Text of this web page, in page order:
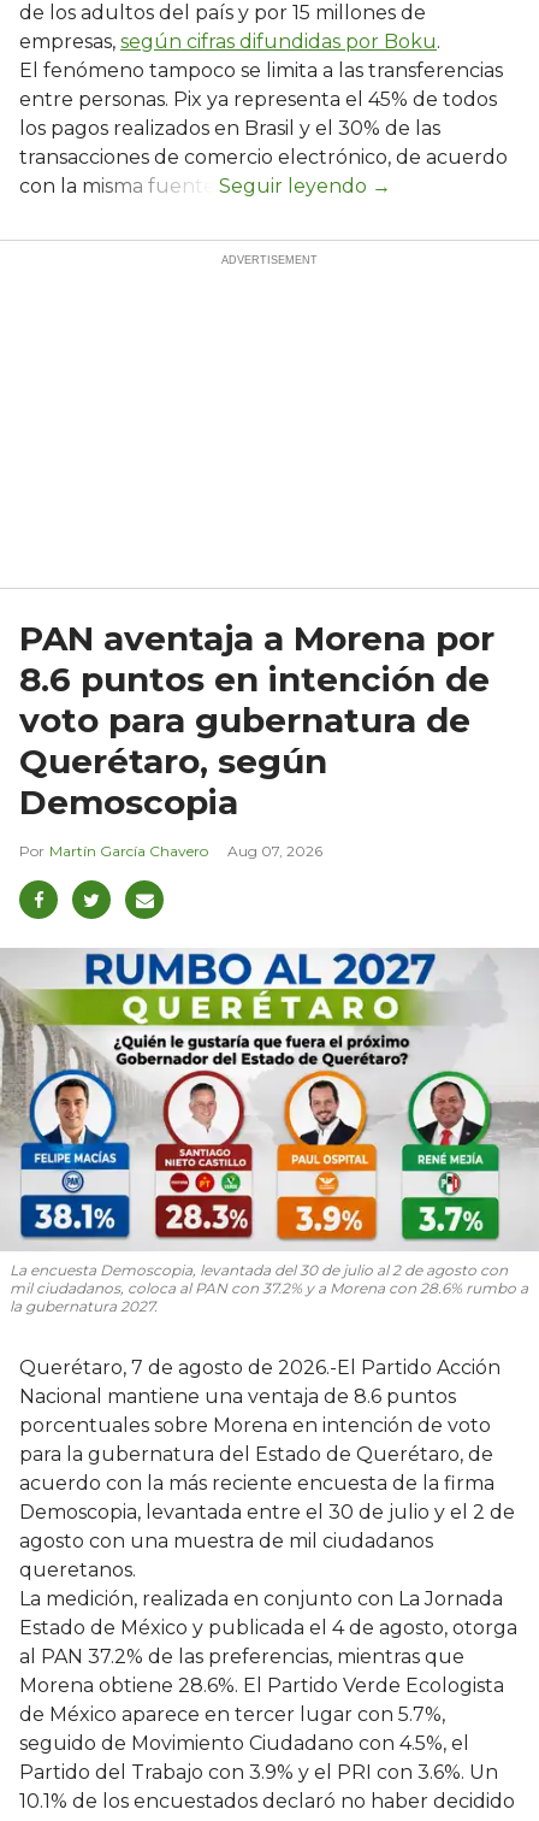
de los adultos del país y por 15 millones de
empresas, según cifras difundidas por Boku.
El fenómeno tampoco se limita a las transferencias
entre personas. Pix ya representa el 45% de todos
los pagos realizados en Brasil y el 30% de las
transacciones de comercio electrónico, de acuerdo
con la misma fuente.
PAN aventaja a Morena por
8.6 puntos en intención de
voto para gubernatura de
Querétaro, según
Demoscopia
Martín García Chavero Aug 07, 2026
La encuesta Demoscopia, levantada del 30 de julio al 2 de agosto con
mil ciudadanos, coloca al PAN con 37.2% y a Morena con 28.6% rumbo a
la gubernatura 2027.
Querétaro, 7 de agosto de 2026.-El Partido Acción
Nacional mantiene una ventaja de 8.6 puntos
porcentuales sobre Morena en intención de voto
para la gubernatura del Estado de Querétaro, de
acuerdo con la más reciente encuesta de la firma
Demoscopia, levantada entre el 30 de julio y el 2 de
agosto con una muestra de mil ciudadanos
queretanos.
La medición, realizada en conjunto con La Jornada
Estado de México y publicada el 4 de agosto, otorga
al PAN 37.2% de las preferencias, mientras que
Morena obtiene 28.6%. El Partido Verde Ecologista
de México aparece en tercer lugar con 5.7%,
seguido de Movimiento Ciudadano con 4.5%, el
Partido del Trabajo con 3.9% y el PRI con 3.6%. Un
10.1% de los encuestados declaró no haber decidido